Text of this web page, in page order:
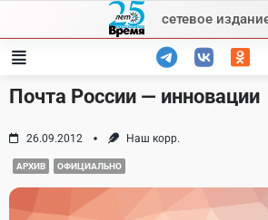
content
сетевое
Почта России — инновации
26.09.2012 Наш корр.
АРХИВ ОФИЦИАЛЬНО